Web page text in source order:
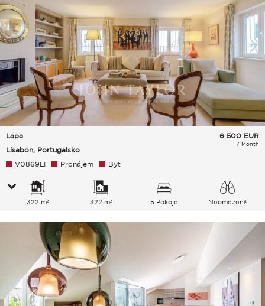
Lapa
Lisabon, Portugalsko
6 500 EUR
/ Month
V0869LI Pronájem Byt
322 m² 322 m² 5 Pokoje
Neomezeně